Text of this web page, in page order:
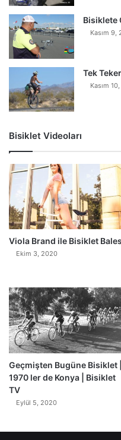
Bisiklete
Kasım 9,
Tek
Kasım
Bisiklet Videoları
Viola Brand ile Bisiklet
Ekim 3, 2020
Geçmişten Bugüne Bisiklet |
1970 ler de Konya | Bisiklet
TV
Eylül 5, 2020